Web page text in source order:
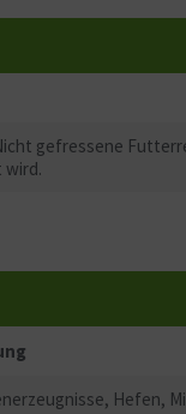
gefressene
wird.
Hefen,